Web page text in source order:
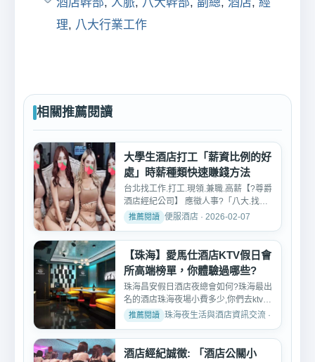
理, 八大行業工作
相關推薦閱讀
大學生酒店打工「薪資比例的好
處」時薪種類快速賺錢方法
台北找工作.打工.現領.兼職.高薪【?尊爵
酒店經紀公司】 應徵人事?「八大.找工
作.學生打工.現領....便服酒店 · 2026-02-07
【珠海】愛馬仕酒店KTV假日會
所高端榜單，你體驗過哪些?
珠海昌安假日酒店夜總會如何?珠海最出
名的酒店珠海夜場小費多少,你們去ktv都
怎麼玩公主的呢?珠海...
珠海夜生活與酒店資訊交流 · 2026-02-
酒店經紀誠徵: 「酒店公關小